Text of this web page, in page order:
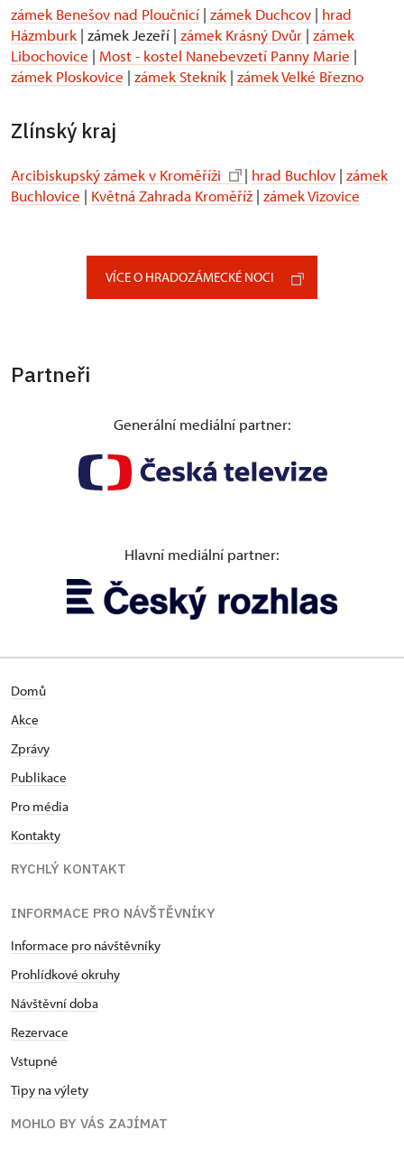
zámek Benešov nad Ploučnicí | zámek Duchcov | hrad
Házmburk | zámek Jezeří | zámek Krásný Dvůr | zámek
Libochovice | Most - kostel Nanebevzetí Panny Marie |
zámek Ploskovice | zámek Stekník | zámek Velké Březno
Zlínský kraj
Arcibiskupský zámek v Kroměříži | hrad Buchlov | zámek
Buchlovice | Květná Zahrada Kroměříž | zámek Vizovice
VÍCE O HRADOZÁMECKÉ NOCI
Partneři
Generální mediální partner:
Hlavní mediální partner:
Domů
Akce
Zprávy
Publikace
Pro média
Kontakty
RYCHLÝ KONTAKT
INFORMACE PRO NÁVŠTĚVNÍKY
Informace pro návštěvníky
Prohlídkové okruhy
Návštěvní doba
Rezervace
Vstupné
Tipy na výlety
MOHLO BY VÁS ZAJÍMAT